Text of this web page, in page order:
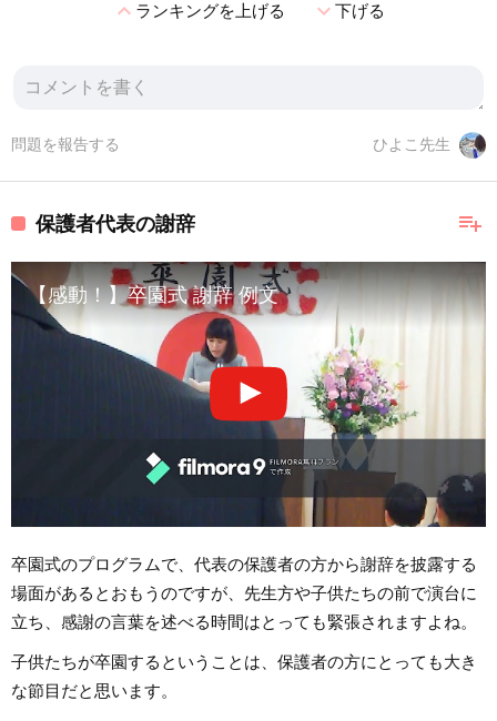
expand_lessランキングを上げる expand_more下げる
ひよこ先生
問題を報告する
playlist_add
保護者代表の謝辞
【感動！】卒園式 謝辞 例文
卒園式のプログラムで、代表の保護者の方から謝辞を披露する
場面があるとおもうのですが、先生方や子供たちの前で演台に
立ち、感謝の言葉を述べる時間はとっても緊張されますよね。
子供たちが卒園するということは、保護者の方にとっても大き
な節目だと思います。